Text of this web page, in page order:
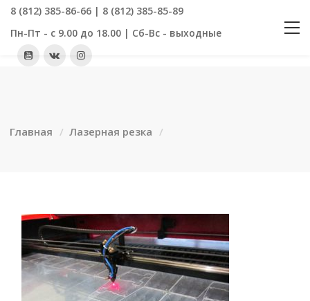
8 (812) 385-86-66 | 8 (812) 385-85-89
Пн-Пт - с 9.00 до 18.00 | Сб-Вс - выходные
Главная Лазерная резка